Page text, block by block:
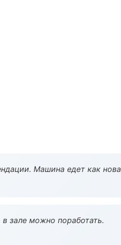
Машина едет как
зале можно поработать.